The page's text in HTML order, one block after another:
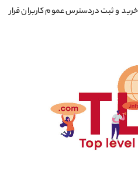
و ثبت در‌دسترس عموم کاربران قرار